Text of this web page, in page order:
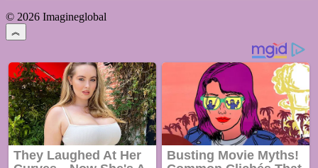
© 2026 Imagineglobal